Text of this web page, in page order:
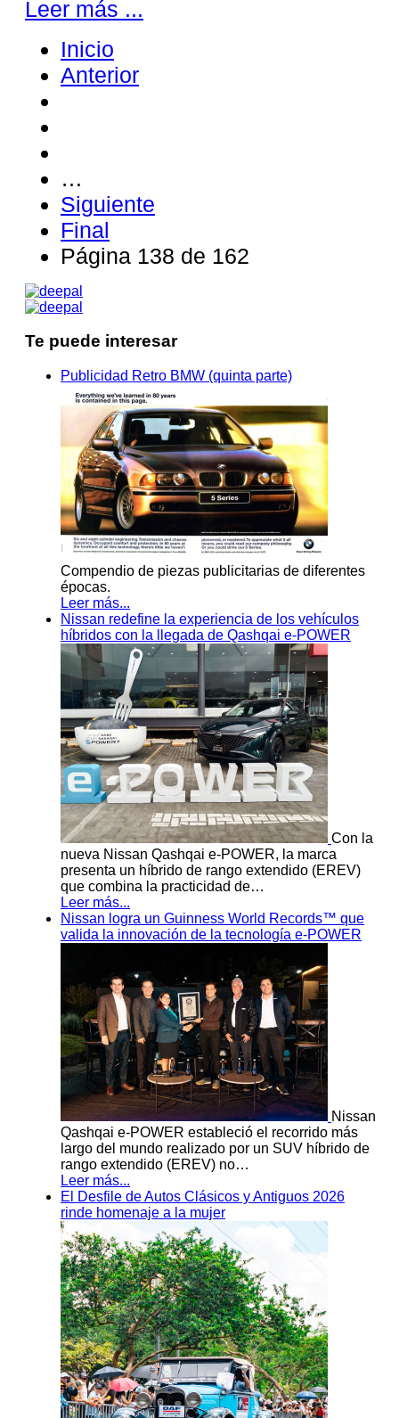
Leer más ...
Inicio
Anterior
…
Siguiente
Final
Página 138 de 162
Te puede interesar
Publicidad Retro BMW (quinta parte)
Compendio de piezas publicitarias de diferentes
épocas.
Leer más...
Nissan redefine la experiencia de los vehículos
híbridos con la llegada de Qashqai e-POWER
Con la
nueva Nissan Qashqai e-POWER, la marca
presenta un híbrido de rango extendido (EREV)
que combina la practicidad de…
Leer más...
Nissan logra un Guinness World Records™ que
valida la innovación de la tecnología e-POWER
Nissan
Qashqai e-POWER estableció el recorrido más
largo del mundo realizado por un SUV híbrido de
rango extendido (EREV) no…
Leer más...
El Desfile de Autos Clásicos y Antiguos 2026
rinde homenaje a la mujer